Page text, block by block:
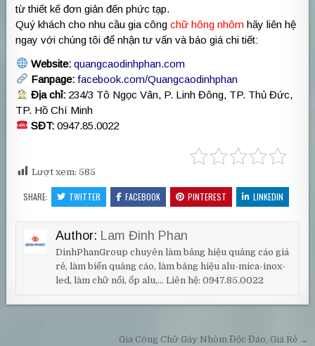
từ thiết kế đơn giản đến phức tạp.
Quý khách cho nhu cầu gia côngchữ hông nhôm hãy liên hệ
ngay với chúng tôi để nhận tư vấn và báo giá chi tiết:
Website: quangcaodinhphan.com
Fanpage: facebook.com/Quangcaodinhphan
Địa chỉ:234/3 Tô Ngọc Vân, P. Linh Đông, TP. Thủ Đức,
TP. Hồ Chí Minh
SĐT:0947.85.0022
Lượt xem: 585
SHARE: TWITTER FACEBOOK PINTEREST LINKEDIN
Author: Lam Đinh Phan
DinhPhanGroup chuyên làm bảng hiệu quảng cáo giá
rẻ, làm biển quảng cáo, làm bảng hiệu alu-mica-inox-
led, làm chữ nổi, ốp alu,... Liên hệ: 0947.85.0022
Điều hướng bài viếtGia Công Chữ Gáy Nhôm Độc Đáo, Giá Rẻ →